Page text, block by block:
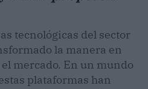
tecnológicas del sector
la manera en
mercado. En un mundo
plataformas han